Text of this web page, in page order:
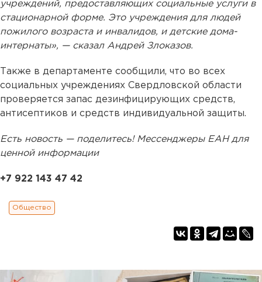
учреждений, предоставляющих социальные услуги в
стационарной форме. Это учреждения для людей
пожилого возраста и инвалидов, и детские дома-
интернаты», — сказал Андрей Злоказов.
Также в департаменте сообщили, что во всех
социальных учреждениях Свердловской области
проверяется запас дезинфицирующих средств,
антисептиков и средств индивидуальной защиты.
Есть новость — поделитесь! Мессенджеры ЕАН для
ценной информации
+7 922 143 47 42
Общество